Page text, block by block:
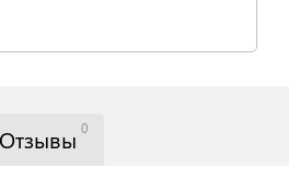
Отзывы 0